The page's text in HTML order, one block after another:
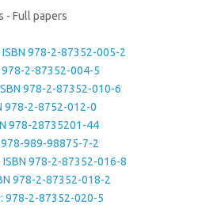
- Full papers
978-2-87352-005-2
978-2-87352-004-5
978-2-87352-010-6
978-2-8752-012-0
978-28735201-44
978-989-98875-7-2
978-2-87352-016-8
978-2-87352-018-2
978-2-87352-020-5